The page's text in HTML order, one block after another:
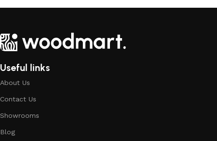
Useful links
About Us
Contact Us
Showrooms
Blog